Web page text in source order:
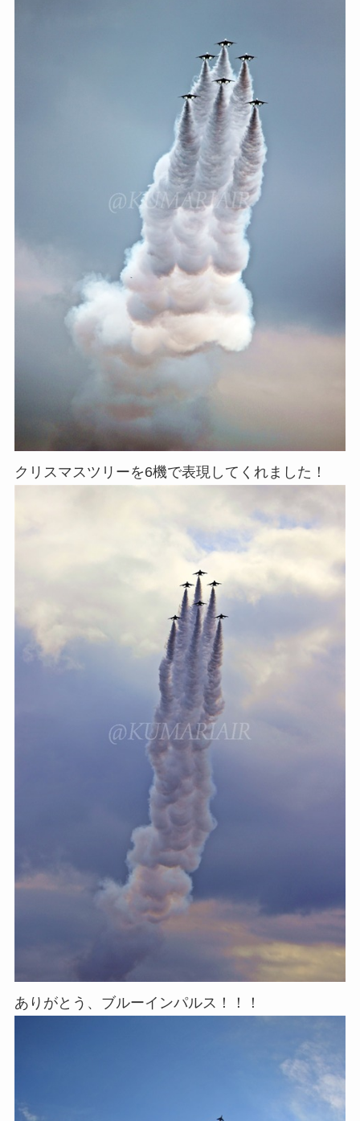
クリスマスツリーを6機で表現してくれました！
ありがとう、ブルーインパルス！！！